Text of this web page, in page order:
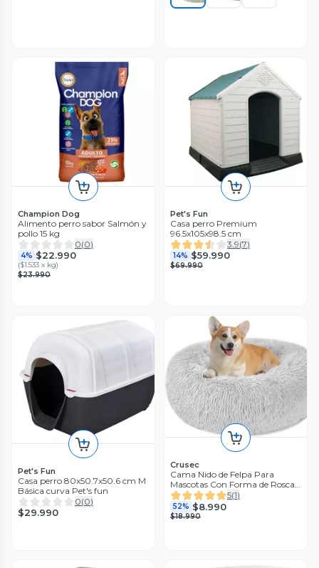
Champion Dog
Alimento perro sabor Salmón y
pollo 15 kg
0(0)
4% $22.990
($1.533 x kg)
$23.990
Pet's Fun
Casa perro Premium
96.5x105x98.5 cm
3.9(7)
14% $59.990
$69.990
Pet's Fun
Casa perro 80x50.7x50.6 cm M
Básica curva Pet's fun
0(0)
$29.990
Crusec
Cama Nido de Felpa Para
Mascotas Con Forma de Rosca
50cm
5(1)
52% $8.990
$18.990